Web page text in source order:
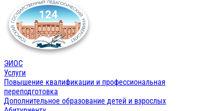
ЭИОС
Услуги
Повышение квалификации и профессиональная
переподготовка
Дополнительное образование детей и взрослых